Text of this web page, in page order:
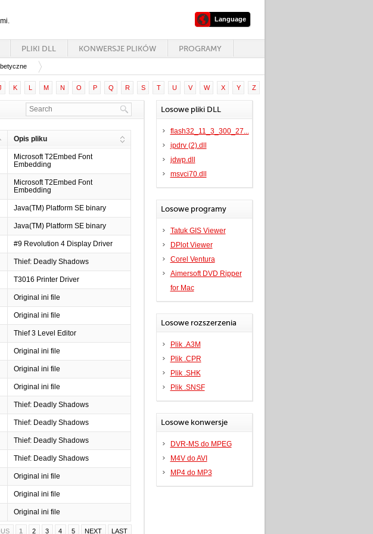
Language
PLIKI DLL KONWERSJE PLIKÓW PROGRAMY
K L M N O P Q R S T U V W X Y Z
Opis pliku
Microsoft T2Embed Font
Embedding
Microsoft T2Embed Font
Embedding
Java(TM) Platform SE binary
Java(TM) Platform SE binary
#9 Revolution 4 Display Driver
Thief: Deadly Shadows
T3016 Printer Driver
Original ini file
Original ini file
Thief 3 Level Editor
Original ini file
Original ini file
Original ini file
Thief: Deadly Shadows
Thief: Deadly Shadows
Thief: Deadly Shadows
Thief: Deadly Shadows
Original ini file
Original ini file
Original ini file
1 2 3 4 5 NEXT LAST
Losowe pliki DLL
flash32_11_3_300_27...
ipdrv (2).dll
jdwp.dll
msvci70.dll
Losowe programy
Tatuk GIS Viewer
DPlot Viewer
Corel Ventura
Aimersoft DVD Ripper
for Mac
Losowe rozszerzenia
Plik .A3M
Plik .CPR
Plik .SHK
Plik .SNSF
Losowe konwersje
DVR-MS do MPEG
M4V do AVI
MP4 do MP3